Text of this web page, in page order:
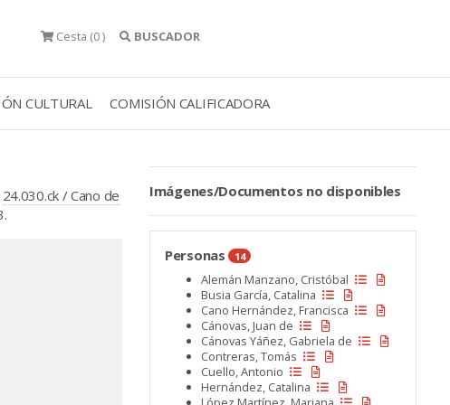
Cesta (0 ) BUSCADOR
CULTURAL COMISIÓN CALIFICADORA
24.030.ck / Cano de
Imágenes/Documentos no disponibles
Personas 14
Alemán Manzano, Cristóbal
Busia García, Catalina
Cano Hernández, Francisca
Cánovas, Juan de
Cánovas Yáñez, Gabriela de
Contreras, Tomás
Cuello, Antonio
Hernández, Catalina